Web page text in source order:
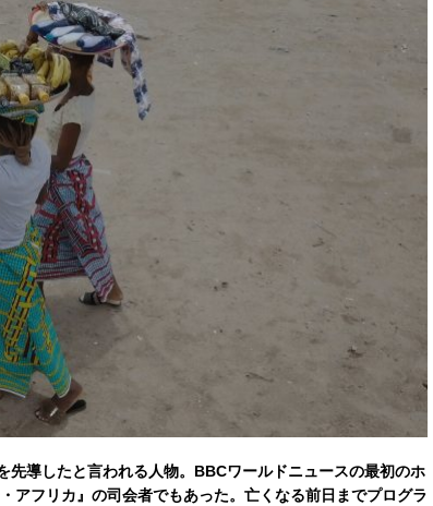
導したと言われる人物。BBCワールドニュースの最初のホ
アフリカ』の司会者でもあった。亡くなる前日までプログラ